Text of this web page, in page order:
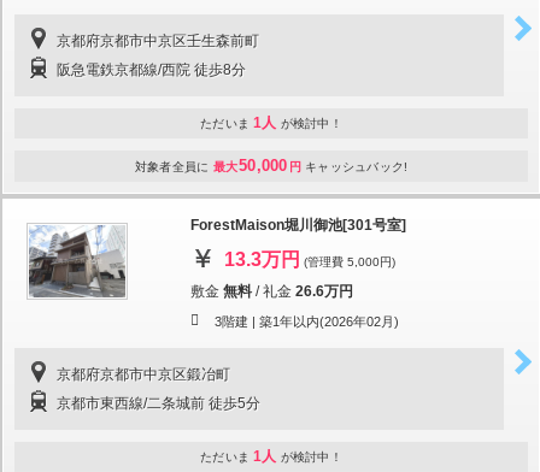
京都府京都市中京区壬生森前町
阪急電鉄京都線/西院 徒歩8分
ただいま 1人 が検討中！
対象者全員に 最大50,000 円 キャッシュバック!
ForestMaison堀川御池[301号室]
13.3万円 (管理費 5,000円)
敷金 無料 /礼金 26.6万円
3階建 | 築1年以内(2026年02月)
京都府京都市中京区鍛冶町
京都市東西線/二条城前 徒歩5分
ただいま 1人 が検討中！